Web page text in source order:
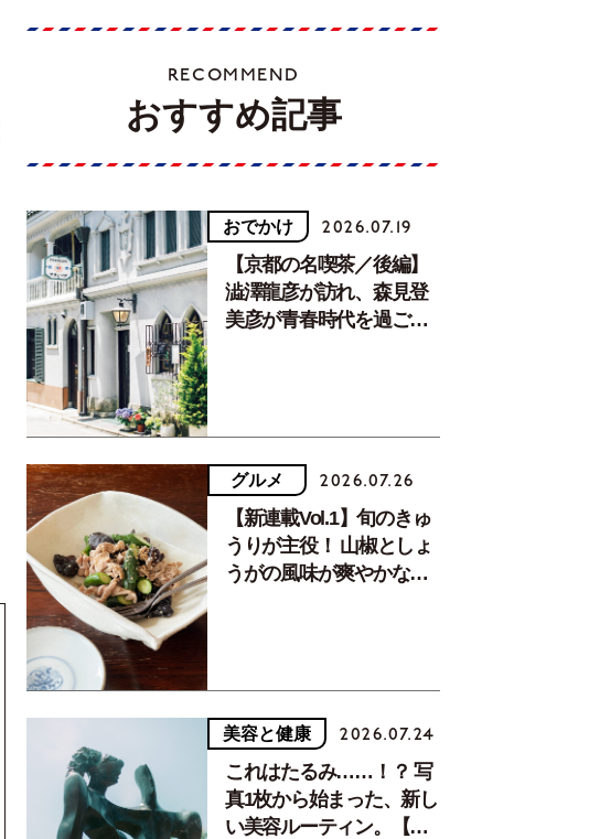
RECOMMEND
おすすめ記事
おでかけ 2026.07.19
【京都の名喫茶／後編】
澁澤龍彦が訪れ、森見登
美彦が青春時代を過ごし
グルメ 2026.07.26
【新連載Vol.1】旬のきゅ
うりが主役！ 山椒としょ
うがの風味が爽やかな、
美容と健康 2026.07.24
これはたるみ……！？ 写
真1枚から始まった、新し
い美容ルーティン。【中